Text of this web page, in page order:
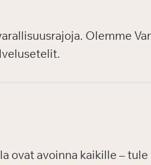
Olemme
ovat avoinna kaikille –